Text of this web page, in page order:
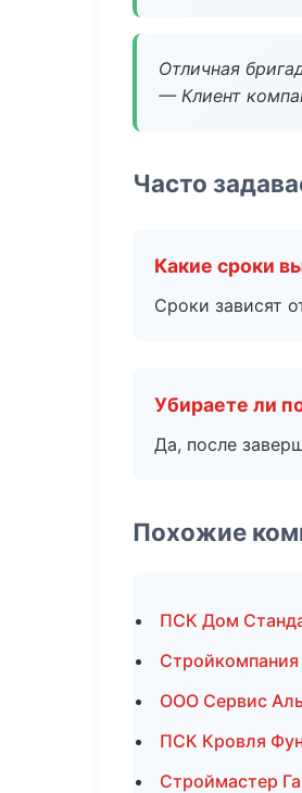
Отличная
— Клиент
Часто
Какие сроки
Сроки зависят
Убираете ли
Да, после
Похожие
ПСК Дом
ООО Сервис
ПСК Кровля
Строймастер